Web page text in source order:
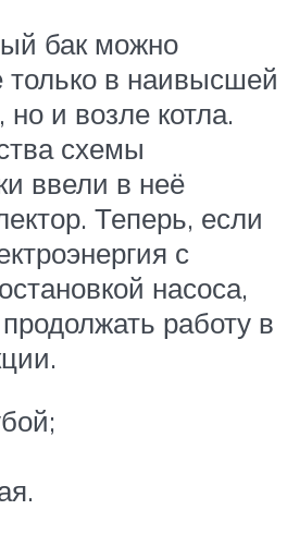
бак можно
только в наивысшей
и возле котла.
схемы
ввели в неё
Теперь, если
с
насоса,
работу в